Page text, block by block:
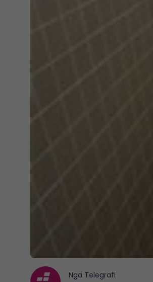
Nga Telegrafi